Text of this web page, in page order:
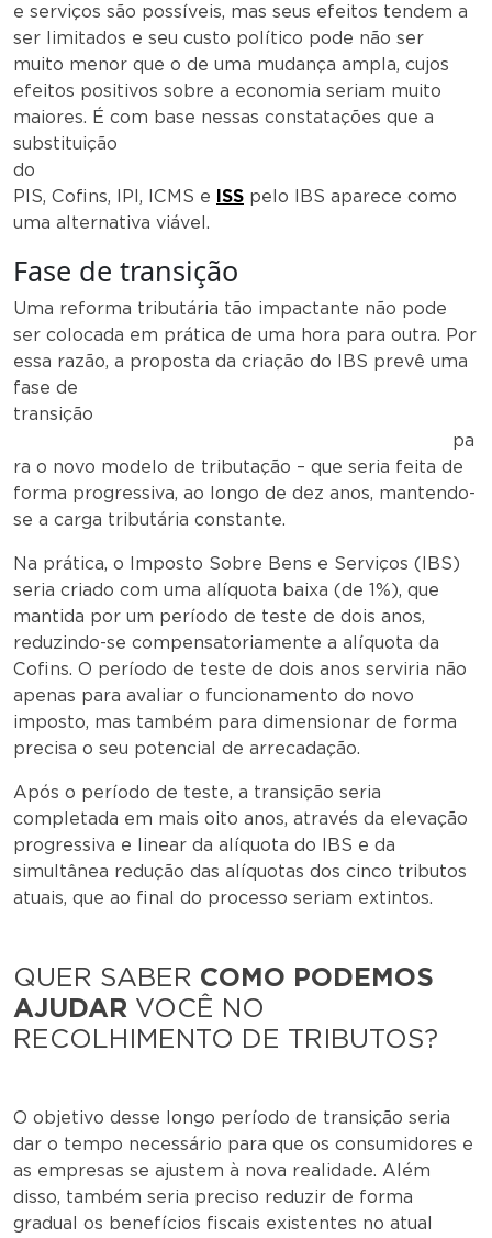
e serviços são possíveis, mas seus efeitos tendem a
ser limitados e seu custo político pode não ser
muito menor que o de uma mudança ampla, cujos
efeitos positivos sobre a economia seriam muito
maiores. É com base nessas constatações que a
substituição
do
PIS, Cofins, IPI, ICMS e ISS pelo IBS aparece como
uma alternativa viável.
Fase de transição
Uma reforma tributária tão impactante não pode
ser colocada em prática de uma hora para outra. Por
essa razão, a proposta da criação do IBS prevê uma
fase de
transição
pa
ra o novo modelo de tributação – que seria feita de
forma progressiva, ao longo de dez anos, mantendo-
se a carga tributária constante.
Na prática, o Imposto Sobre Bens e Serviços (IBS)
seria criado com uma alíquota baixa (de 1%), que
mantida por um período de teste de dois anos,
reduzindo-se compensatoriamente a alíquota da
Cofins. O período de teste de dois anos serviria não
apenas para avaliar o funcionamento do novo
imposto, mas também para dimensionar de forma
precisa o seu potencial de arrecadação.
Após o período de teste, a transição seria
completada em mais oito anos, através da elevação
progressiva e linear da alíquota do IBS e da
simultânea redução das alíquotas dos cinco tributos
atuais, que ao final do processo seriam extintos.
QUER SABER COMO PODEMOS
AJUDAR VOCÊ NO
RECOLHIMENTO DE TRIBUTOS?
O objetivo desse longo período de transição seria
dar o tempo necessário para que os consumidores e
as empresas se ajustem à nova realidade. Além
disso, também seria preciso reduzir de forma
gradual os benefícios fiscais existentes no atual